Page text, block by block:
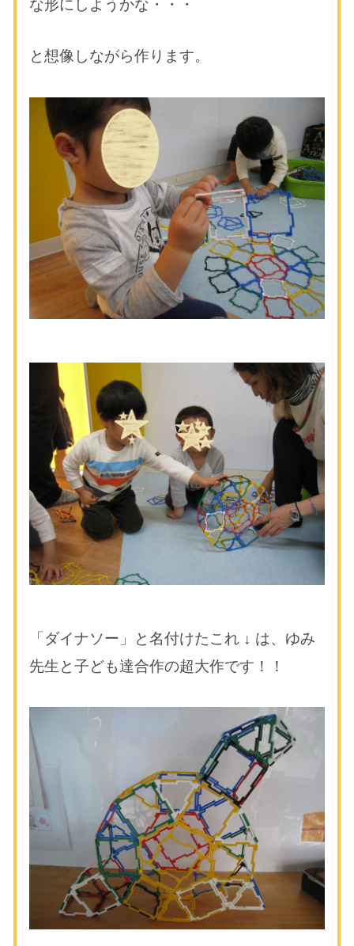
な形にしようかな・・・
と想像しながら作ります。
「ダイナソー」と名付けたこれ ↓ は、ゆみ
先生と子ども達合作の超大作です！！